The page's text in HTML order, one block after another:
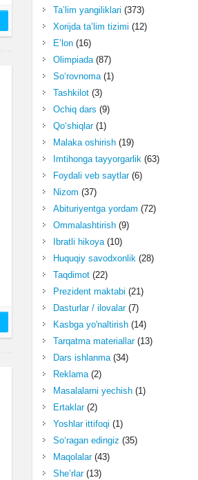
Ta’lim yangiliklari (373)
Xorijda ta’lim tizimi (12)
E’lon(16)
Olimpiada(87)
So‘rovnoma(1)
Tashkilot(3)
Ochiq dars (9)
Qo‘shiqlar(1)
Malaka oshirish(19)
Imtihonga tayyorgarlik(63)
Foydali veb saytlar(6)
Nizom (37)
Abituriyentga yordam (72)
Ommalashtirish(9)
Ibratli hikoya(10)
Huquqiy savodxonlik(28)
Taqdimot(22)
Prezident maktabi (21)
Dasturlar / ilovalar(7)
Kasbga yo'naltirish(14)
Tarqatma materiallar(13)
Dars ishlanma(34)
Reklama(2)
Masalalarni yechish(1)
Ertaklar(2)
Yoshlar ittifoqi (1)
So‘ragan edingiz (35)
Maqolalar(43)
She’rlar(13)